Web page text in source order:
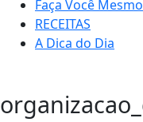
Faça Você Mesmo
RECEITAS
A Dica do Dia